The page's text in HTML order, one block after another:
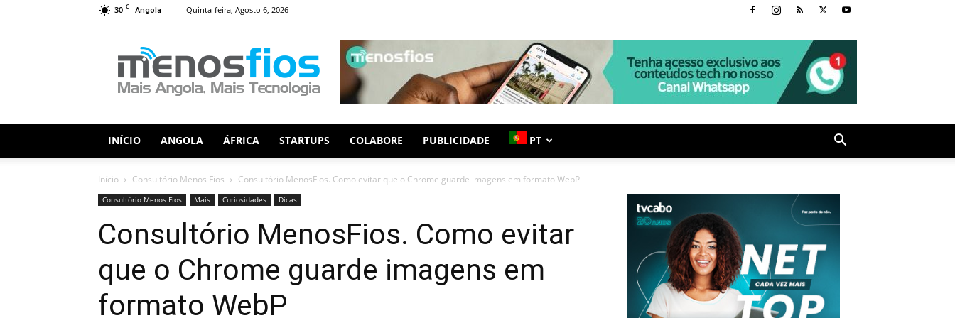
30 C Angola Quinta-feira, Agosto 6, 2026
Fios
INÍCIO ANGOLA ÁFRICA STARTUPS COLABORE PUBLICIDADE PT
Início Consultório Menos Fios Consultório MenosFios. Como evitar que o Chrome guarde imagens em formato WebP
Consultório Menos Fios Mais Curiosidades Dicas
Consultório MenosFios. Como evitar
que o Chrome guarde imagens em
formato WebP